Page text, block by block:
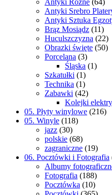
Antyki Różne (64)
Antyki Srebro
Antyki Sztuka
Brąz Mosiądz (11)
Huculszczyzna (22)
Obrazki święte (50)
Porcelana (3)
Śląska (1)
Szkatułki (1)
Technika (1)
Zabawki (42)
Kolejki
05. Płyty winylowe (216)
05. Winyle (118)
jazz (30)
polskie (68)
zagraniczne (19)
06. Pocztówki i Fotografia
Albumy
Fotografia (188)
Pocztówka (10)